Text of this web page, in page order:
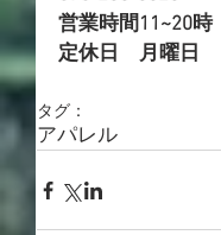
営業時間11~20時
定休日　月曜日
タグ：
アパレル